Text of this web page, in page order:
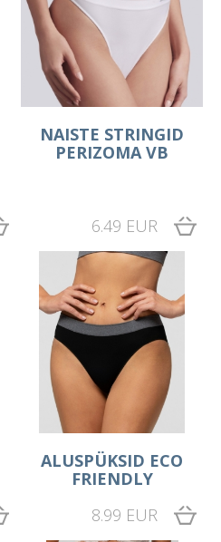
NAISTE STRINGID
PERIZOMA VB
6.49 EUR
ALUSPÜKSID ECO
FRIENDLY
8.99 EUR